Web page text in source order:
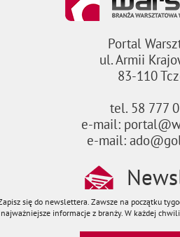
Portal
ul. Armii
83-110
tel. 58 777
e-mail:
e-mail:
się do newslettera. Zawsze na początku
najważniejsze informacje z branży. W każdej